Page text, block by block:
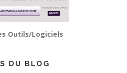
Outils/Logiciels
DU BLOG